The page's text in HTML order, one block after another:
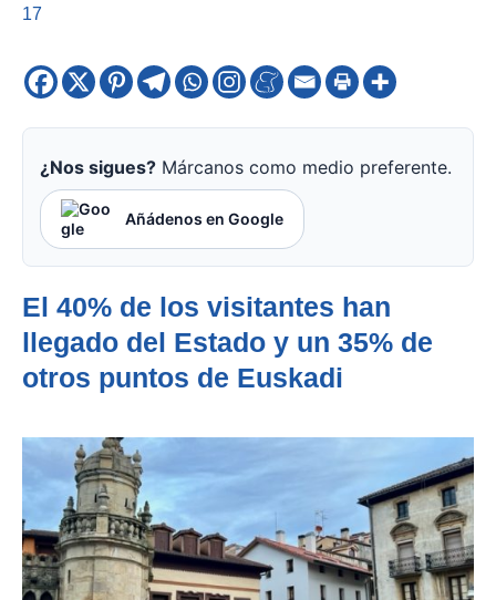
17
¿Nos sigues? Márcanos como medio preferente.
Añádenos en Google
El 40% de los visitantes han
llegado del Estado y un 35% de
otros puntos de Euskadi